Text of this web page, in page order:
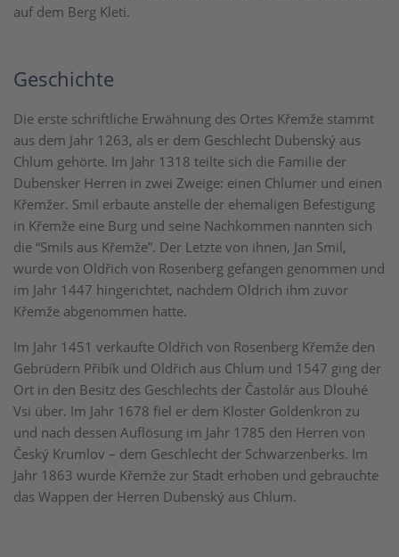
auf dem Berg Kleti.
Geschichte
Die erste schriftliche Erwähnung des Ortes Křemže stammt
aus dem Jahr 1263, als er dem Geschlecht Dubenský aus
Chlum gehörte. Im Jahr 1318 teilte sich die Familie der
Dubensker Herren in zwei Zweige: einen Chlumer und einen
Křemžer. Smil erbaute anstelle der ehemaligen Befestigung
in Křemže eine Burg und seine Nachkommen nannten sich
die “Smils aus Křemže”. Der Letzte von ihnen, Jan Smil,
wurde von Oldřich von Rosenberg gefangen genommen und
im Jahr 1447 hingerichtet, nachdem Oldrich ihm zuvor
Křemže abgenommen hatte.
Im Jahr 1451 verkaufte Oldřich von Rosenberg Křemže den
Gebrüdern Přibík und Oldřich aus Chlum und 1547 ging der
Ort in den Besitz des Geschlechts der Častolár aus Dlouhé
Vsi über. Im Jahr 1678 fiel er dem Kloster Goldenkron zu
und nach dessen Auflösung im Jahr 1785 den Herren von
Český Krumlov – dem Geschlecht der Schwarzenberks. Im
Jahr 1863 wurde Křemže zur Stadt erhoben und gebrauchte
das Wappen der Herren Dubenský aus Chlum.